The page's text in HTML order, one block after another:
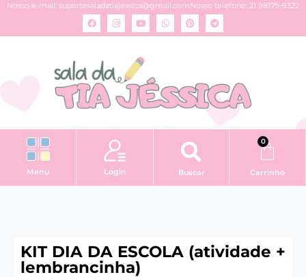
Nosso e-mail: suportesaladatiajessica@gmail.comNosso telefone: 21 98179-9322
Menu Login Buscar
0
Carrinho
KIT DIA DA ESCOLA (atividade +
lembrancinha)